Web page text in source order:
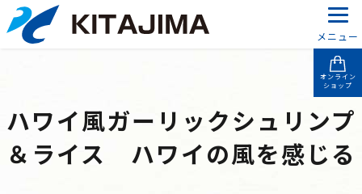
メニュー
オンライン
ショップ
ハワイ風ガーリックシュリンプ
＆ライス ハワイの風を感じる